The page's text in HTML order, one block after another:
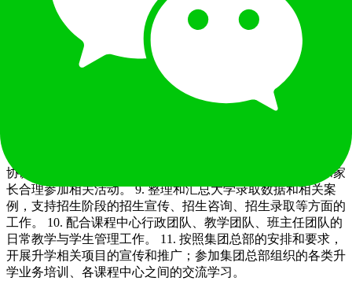
指导。 4. 指导学生准备并按要求完成大学申请文书写作、申
请面试、推荐信预约、个人材料的准备和递交等。 5. 指导学
生和家长科学合理完成大学申请择校，个性化制定大学申请择
校方案。 6. 按照大学要求递交学生校内成绩单、推荐信及其
他大学申请需要的材料，及时跟踪材料递交进度，与大学招生
部门进行沟通，解答和回复关于学生材料的相关问题。 7. 指
导学生和家长做好海外大学入学行前准备，包括大学录取的确
作坊、家长沙龙、一对一个性化面谈指导等多形式工作。 8.
协调大学招生官线下来访宣讲、线上视频宣讲，指导学生和家
长合理参加相关活动。 9. 整理和汇总大学录取数据和相关案
例，支持招生阶段的招生宣传、招生咨询、招生录取等方面的
工作。 10. 配合课程中心行政团队、教学团队、班主任团队的
日常教学与学生管理工作。 11. 按照集团总部的安排和要求，
开展升学相关项目的宣传和推广；参加集团总部组织的各类升
学业务培训、各课程中心之间的交流学习。